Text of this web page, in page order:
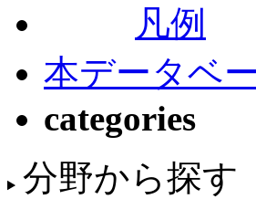
凡例
本データベ
categories
分野から探す